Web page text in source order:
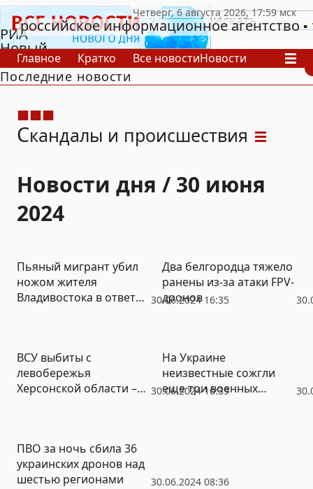
РИА
Новый
День
российское информационное агентство
Главное Кратко Все новостиНовости
В России
В мире
Последние новости
Скандалы и происшествия
Новости дня / 30 июня
2024
30.06.2024 16:35
Пьяный мигрант убил
ножом жителя
Владивостока в ответ
Два белгородца тяжело
ранены из-за атаки FPV-
дронов
30.06.2024 10:39
ВСУ выбиты с
левобережья
Херсонской области –
На Украине
неизвестные сожгли
еще три военных
30.06.2024 08:36
ПВО за ночь сбила 36
украинских дронов над
шестью регионами